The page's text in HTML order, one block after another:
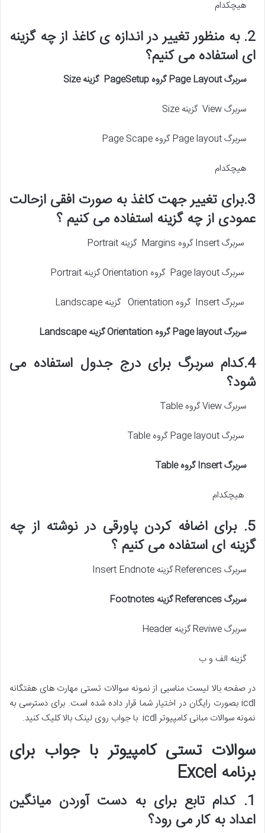
هیچکدام
2. به منظور تغییر در اندازه ی کاغذ از چه گزینه
ای استفاده می کنیم؟
سربرگPage Layoutگروه PageSetup گزینهSize
سربرگ View گزینه Size
سربرگ Page layout گروه Page Scape
هیچکدام
3.برای تغییر جهت کاغذ به صورت افقی ازحالت
عمودی از چه گزینه استفاده می کنیم ؟
سربرگ Insert گروه Margins گزینه Portrait
سربرگ Page layout گروه Orientation گزینه Portrait
سربرگ Insert گروه Orientation گزینه Landscape
سربرگPage layoutگروه OrientationگزینهLandscape
4.کدام سربرگ برای درج جدول استفاده می
شود؟
سربرگ View گروه Table
سربرگ Page layout گروه Table
سربرگInsertگروهTable
هیچکدام
5. برای اضافه کردن پاورقی در نوشته از چه
گزینه ای استفاده می کنیم ؟
سربرگ References گزینه Insert Endnote
سربرگReferencesگزینه Footnotes
سربرگ Reviwe گزینه Header
گزینه الف و ب
در صفحه بالا لیست مناسبی از نمونه سوالات تستی مهارت های هفتگانه
icdl بصورت رایگان در اختیار شما قرار داده شده است. برای دسترسی به
نمونه سوالات مبانی کامپیوتر icdl با جواب روی لینک بالا کلیک کنید.
سوالات تستی کامپیوتر با جواب برای
برنامه Excel
1. کدام تابع برای به دست آوردن میانگین
اعداد به کار می رود؟